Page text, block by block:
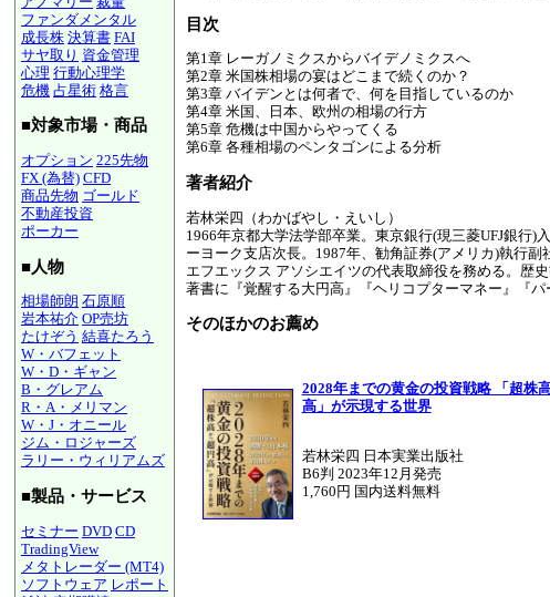
ファンダメンタル
成長株 決算書 FAI
サヤ取り 資金管理
心理 行動心理学
危機 占星術 格言
■対象市場・商品
オプション 225先物
FX (為替) CFD
商品先物 ゴールド
不動産投資
ポーカー
■人物
相場師朗 石原順
岩本祐介 OP売坊
たけぞう 結喜たろう
W・バフェット
W・D・ギャン
B・グレアム
R・A・メリマン
W・J・オニール
ジム・ロジャーズ
ラリー・ウィリアムズ
■製品・サービス
セミナー DVD CD
TradingView
メタトレーダー (MT4)
ソフトウェア レポート
目次
第1章 レーガノミクスからバイデノミクスへ
第2章 米国株相場の宴はどこまで続くのか？
第3章 バイデンとは何者で、何を目指しているのか
第4章 米国、日本、欧州の相場の行方
第5章 危機は中国からやってくる
第6章 各種相場のペンタゴンによる分析
著者紹介
若林栄四（わかばやし・えいし）
1966年京都大学法学部卒業。東京銀行(現三菱UFJ銀行)
ーヨーク支店次長。1987年、勧角証券(アメリカ)執行
エフエックス アソシエイツの代表取締役を務める。歴
著書に『覚醒する大円高』『ヘリコプターマネー』『
そのほかのお薦め
2028年までの黄金の投資戦略 「超株
高」が示現する世界
若林栄四 日本実業出版社
B6判 2023年12月発売
1,760円 国内送料無料